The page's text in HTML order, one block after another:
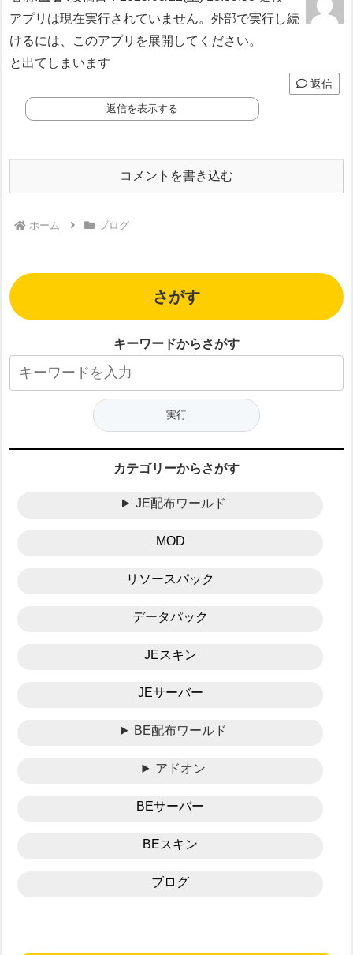
アプリは現在実行されていません。外部で実行し続
けるには、このアプリを展開してください。
と出てしまいます
返信
返信を表示する
コメントを書き込む
ホーム ブログ
さがす
キーワードからさがす
カテゴリーからさがす
JE配布ワールド
MOD
リソースパック
データパック
JEスキン
JEサーバー
BE配布ワールド
アドオン
BEサーバー
BEスキン
ブログ